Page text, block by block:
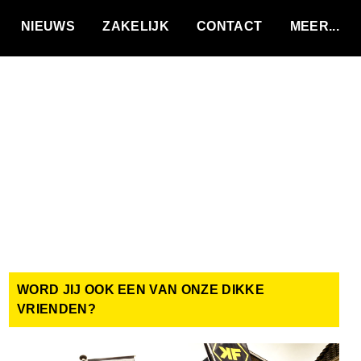
NIEUWS ZAKELIJK CONTACT
WORD JIJ OOK EEN VAN ONZE DIKKE
VRIENDEN?